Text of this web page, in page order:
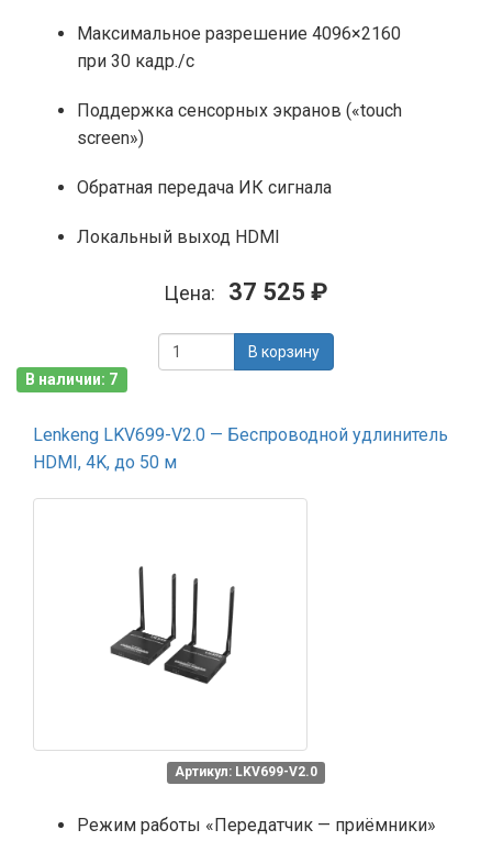
Максимальное разрешение 4096×2160
при 30 кадр./с
Поддержка сенсорных экранов («touch
screen»)
Обратная передача ИК сигнала
Локальный выход HDMI
Цена: 37 525 ₽
В корзину
В наличии: 7
Lenkeng LKV699-V2.0 — Беспроводной удлинитель
HDMI, 4K, до 50 м
Артикул: LKV699-V2.0
Режим работы «Передатчик — приёмники»